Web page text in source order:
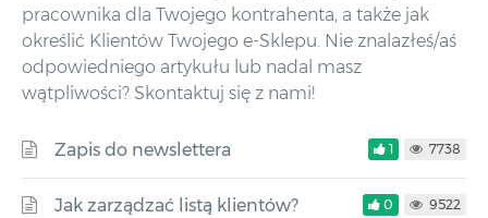
pracownika dla Twojego kontrahenta, a także jak
określić Klientów Twojego e-Sklepu. Nie znalazłeś/aś
odpowiedniego artykułu lub nadal masz
wątpliwości? Skontaktuj się z nami!
Zapis do newslettera 1 7738
Jak zarządzać listą klientów? 0 9522